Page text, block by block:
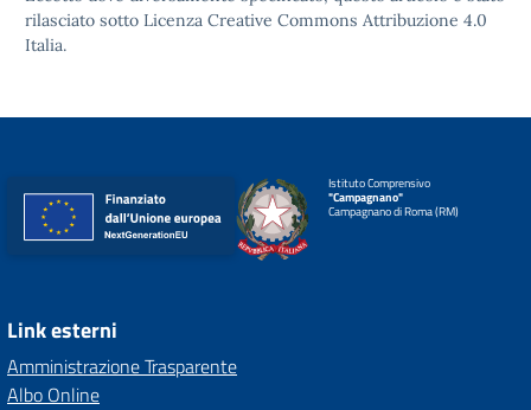
rilasciato sotto Licenza Creative Commons Attribuzione 4.0
Italia.
Istituto Comprensivo
"Campagnano"
Campagnano di Roma (RM)
Link esterni
Amministrazione Trasparente
Albo Online